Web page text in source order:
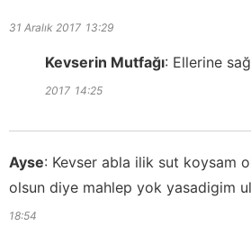
31 Aralık 2017 13:29
Kevserin Mutfağı: Ellerine
2017 14:25
Ayse: Kevser abla ilik sut koysam
olsun diye mahlep yok yasadigim
18:54